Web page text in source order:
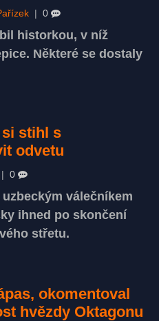
| 0
historkou, v níž
Některé se dostaly
stihl s
odvetu
| 0
válečníkem
ihned po skončení
střetu.
okomentoval
hvězdy Oktagonu